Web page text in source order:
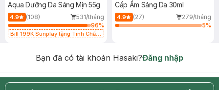
Aqua Dưỡng Da Sáng Mịn 55g
4.9 (108)
531/tháng
96%
Bill 199K Sunplay tặng Tinh Chất
Cấp Ẩm Sáng Da 30ml
4.9 (27)
279/tháng
5%
Bạn đã có tài khoản Hasaki?Đăng nhập